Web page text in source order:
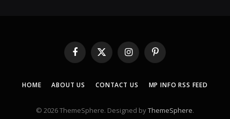
Facebook
X
(Twitter)
InstagramPinterest
HOME ABOUT US CONTACT US MP INFO RSS FEED
© 2026 ThemeSphere. Designed byThemeSphere.